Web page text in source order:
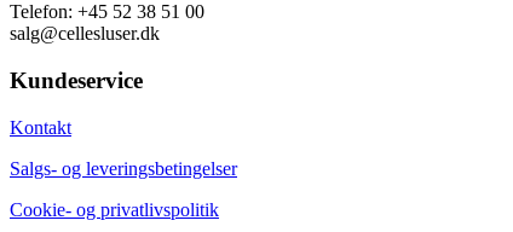
Telefon: +45 52 38 51 00
salg@cellesluser.dk
Kundeservice
Kontakt
Salgs- og leveringsbetingelser
Cookie- og privatlivspolitik